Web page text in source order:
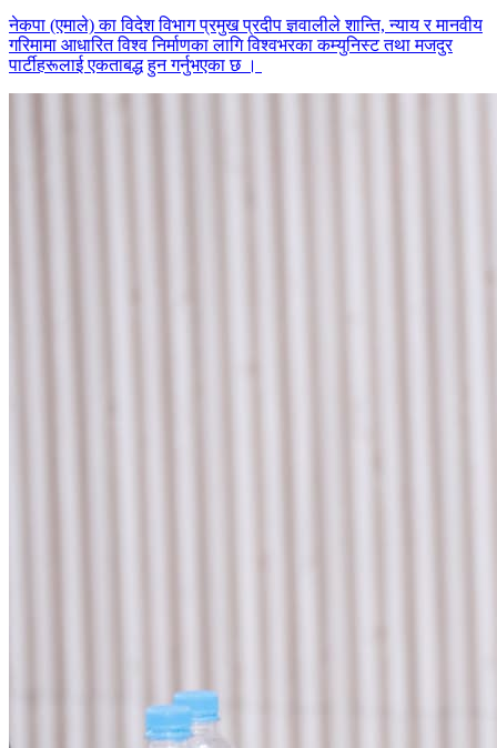
नेकपा (एमाले) का विदेश विभाग प्रमुख प्रदीप ज्ञवालीले शान्ति, न्याय र मानवीय
गरिमामा आधारित विश्व निर्माणका लागि विश्वभरका कम्युनिस्ट तथा मजदुर
पार्टीहरूलाई एकताबद्ध हुन गर्नुभएका छ ।